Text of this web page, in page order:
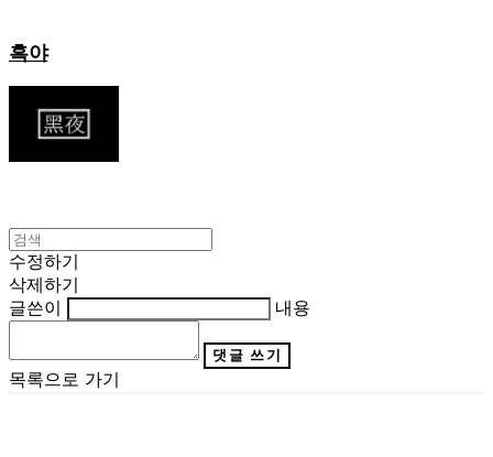
흑야
수정하기
삭제하기
글쓴이
내용
댓글 쓰기
목록으로 가기